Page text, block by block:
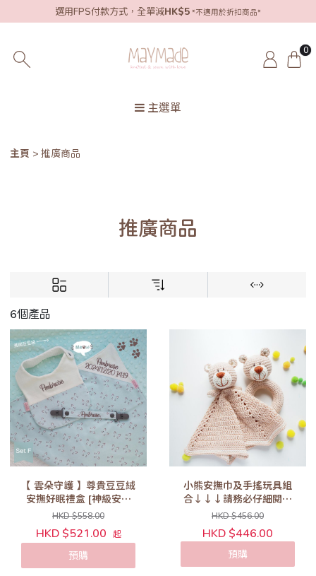
選用FPS付款方式，全單減HK$5 *不適用於折扣商品*
0
主選單
主頁 推廣商品
推廣商品
6個產品
【 雲朵守護 】尊貴豆豆絨
安撫好眠禮盒 [神級安撫
皇牌!] (No. F)
HKD $558.00
HKD $521.00 起
預購
小熊安撫巾及手搖玩具組
合↓↓↓請務必仔細閱讀
以下商品敍述內容↓↓↓
HKD $456.00
HKD $446.00
預購